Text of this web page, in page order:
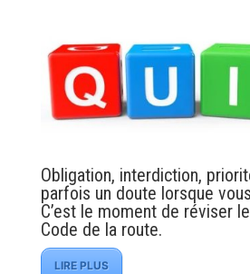
Obligation, interdiction,
parfois un doute lorsque
C’est le moment de réviser
Code de la route.
LIRE PLUS